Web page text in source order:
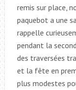
remis sur place,
paquebot a une
rappelle
pendant la
des traversées
et la fête en
plus modestes